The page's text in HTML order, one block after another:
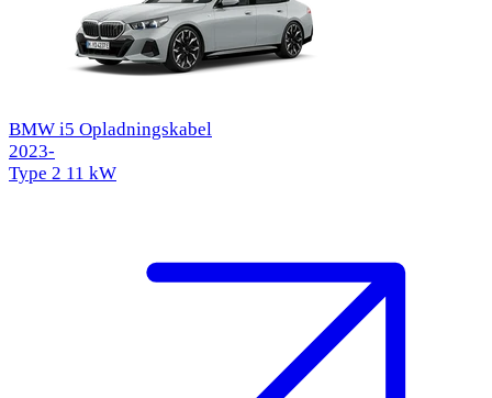
BMW i5 Opladningskabel
2023-
Type 2 11 kW